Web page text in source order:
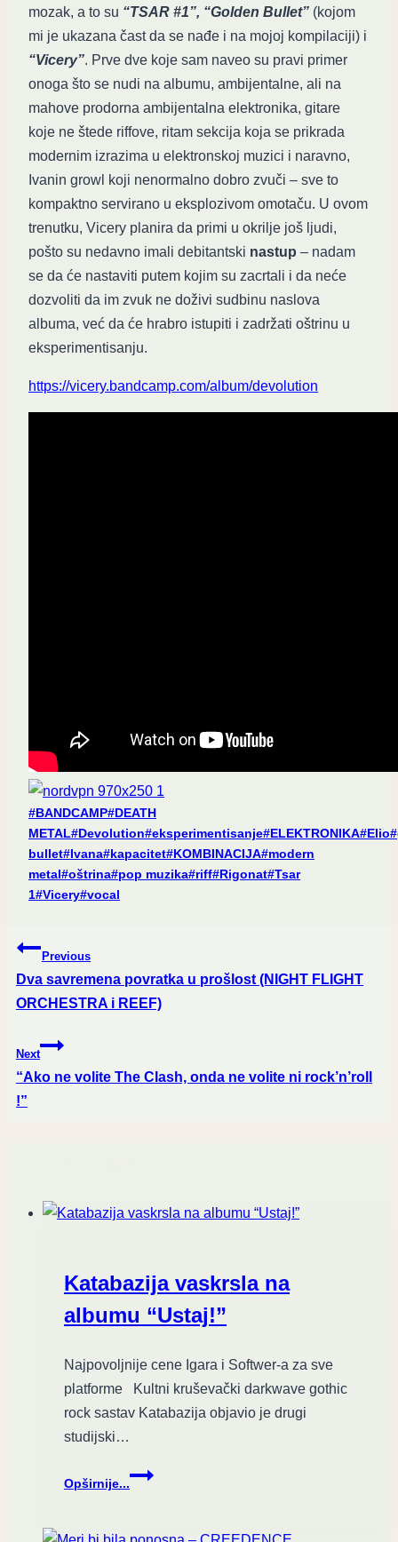
mozak, a to su “TSAR #1”, “Golden Bullet” (kojom
mi je ukazana čast da se nađe i na mojoj kompilaciji) i
“Vicery”. Prve dve koje sam naveo su pravi primer
onoga što se nudi na albumu, ambijentalne, ali na
mahove prodorna ambijentalna elektronika, gitare
koje ne štede riffove, ritam sekcija koja se prikrada
modernim izrazima u elektronskoj muzici i naravno,
Ivanin growl koji nenormalno dobro zvuči – sve to
kompaktno servirano u eksplozivom omotaču. U ovom
trenutku, Vicery planira da primi u okrilje još ljudi,
pošto su nedavno imali debitantski nastup – nadam
se da će nastaviti putem kojim su zacrtali i da neće
dozvoliti da im zvuk ne doživi sudbinu naslova
albuma, već da će hrabro istupiti i zadržati oštrinu u
eksperimentisanju.
https://vicery.bandcamp.com/album/devolution
Post
Tags:
#BANDCAMP#DEATH
METAL#Devolution#eksperimentisanje#ELEKTRONIKA#Elio#
bullet#Ivana#kapacitet#KOMBINACIJA#modern
metal#oštrina#pop muzika#riff#Rigonat#Tsar
1#Vicery#vocal
Post
navigation
Previous
Dva savremena povratka u prošlost (NIGHT FLIGHT
ORCHESTRA i REEF)
Next
“Ako ne volite The Clash, onda ne volite ni rock’n’roll
!”
Katabazija vaskrsla na
albumu “Ustaj!”
Najpovoljnije cene Igara i Softwer-a za sve
platforme Kultni kruševački darkwave gothic
rock sastav Katabazija objavio je drugi
studijski…
Opširnije...
Katabazija
vaskrsla